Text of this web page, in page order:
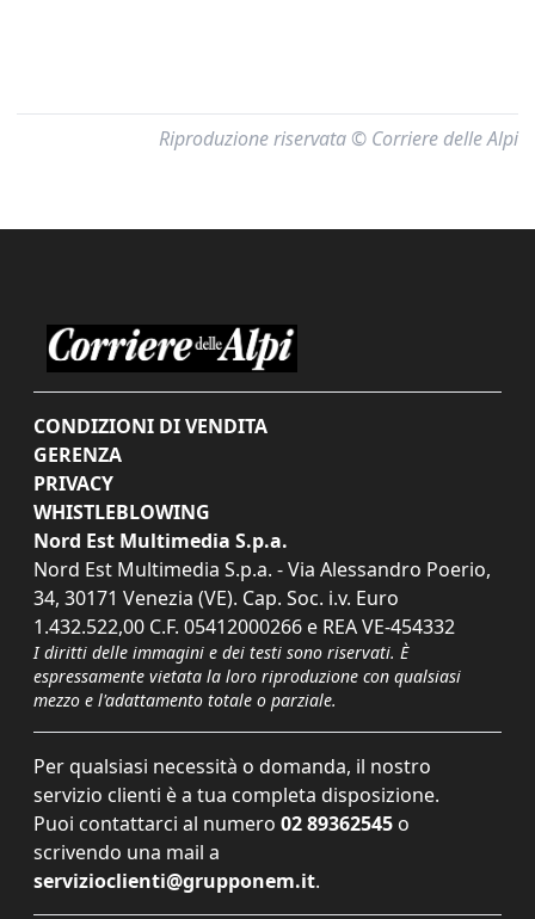
Riproduzione riservata © Corriere delle Alpi
CONDIZIONI DI VENDITA
GERENZA
PRIVACY
WHISTLEBLOWING
Nord Est Multimedia S.p.a.
Nord Est Multimedia S.p.a. - Via Alessandro Poerio,
34, 30171 Venezia (VE). Cap. Soc. i.v. Euro
1.432.522,00 C.F. 05412000266 e REA VE-454332
I diritti delle immagini e dei testi sono riservati. È
espressamente vietata la loro riproduzione con qualsiasi
mezzo e l'adattamento totale o parziale.
Per qualsiasi necessità o domanda, il nostro
servizio clienti è a tua completa disposizione.
Puoi contattarci al numero 02 89362545 o
scrivendo una mail a
servizioclienti@grupponem.it.